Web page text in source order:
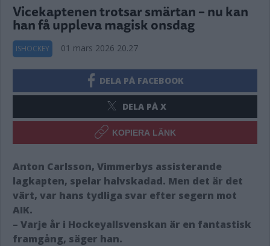
Vicekaptenen trotsar smärtan – nu kan
han få uppleva magisk onsdag
ISHOCKEY 01 mars 2026 20.27
DELA PÅ FACEBOOK
DELA PÅ X
KOPIERA LÄNK
Anton Carlsson, Vimmerbys assisterande
lagkapten, spelar halvskadad. Men det är det
värt, var hans tydliga svar efter segern mot
AIK.
– Varje år i Hockeyallsvenskan är en fantastisk
framgång, säger han.